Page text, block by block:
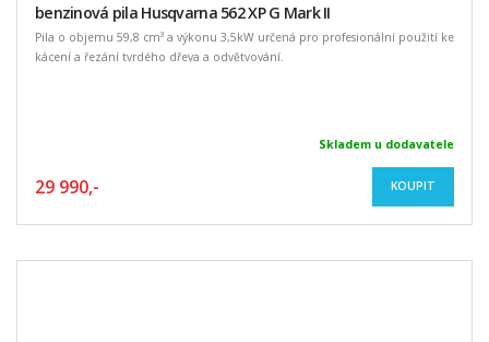
benzinová pila Husqvarna 562 XP G Mark II
Pila o objemu 59,8 cm³ a výkonu 3,5kW určená pro profesionální použití ke
kácení a řezání tvrdého dřeva a odvětvování.
Skladem u dodavatele
29 990,- KOUPIT